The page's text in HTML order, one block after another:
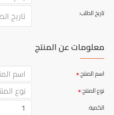
تاريخ الطلب:
معلومات عن المنتج
اسم المنتج:
نوع المنتج:
الكمية: